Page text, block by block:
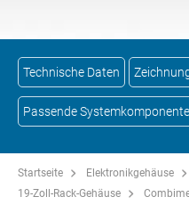
Technische Daten
Passende
Startseite Elektronikgehäuse
19-Zoll-Rack-Gehäuse